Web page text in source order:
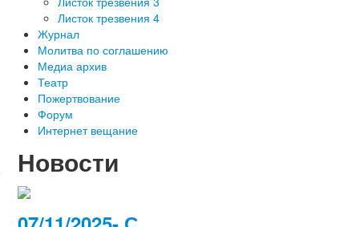
Листок трезвения 4
Журнал
Молитва по соглашению
Медиа архив
Театр
Пожертвование
Форум
Интернет вещание
Новости